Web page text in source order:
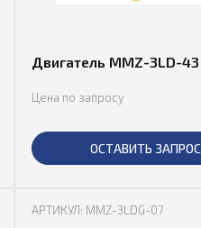
Двигатель MMZ-3LD-43
Цена по запросу
ОСТАВИТЬ ЗАПРОС
АРТИКУЛ: MMZ-3LDG-07